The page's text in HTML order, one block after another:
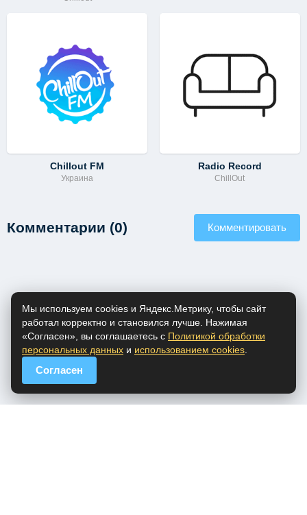
Chillout FM
Украина
Radio Record
ChillOut
Комментарии (0) Комментировать
Мы используем cookies и Яндекс.Метрику, чтобы сайт
работал корректно и становился лучше. Нажимая
«Согласен», вы соглашаетесь с Политикой обработки
персональных данных и использованием cookies
Согласен